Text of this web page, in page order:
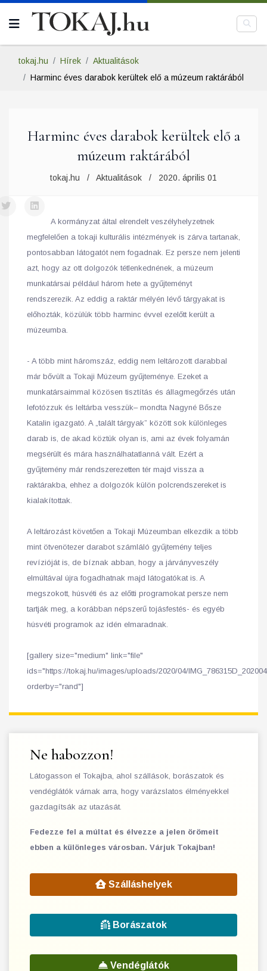
tokaj.hu Hírek
Aktualitások
Harminc éves darabok kerültek elő a múzeum raktárából
Harminc éves darabok kerültek elő a
múzeum raktárából
tokaj.hu Aktualitások 2020. április 01
A kormányzat által elrendelt veszélyhelyzetnek
megfelelően a tokaji kulturális intézmények is zárva tartanak,
pontosabban látogatót nem fogadnak. Ez persze nem jelenti
azt, hogy az ott dolgozók tétlenkednének, a múzeum
munkatársai például három hete a gyűjteményt
rendszerezik. Az eddig a raktár mélyén lévő tárgyakat is
előhozták, közülük több harminc évvel ezelőtt került a
múzeumba.
- A több mint háromszáz, eddig nem leltározott darabbal
már bővült a Tokaji Múzeum gyűjteménye. Ezeket a
munkatársaimmal közösen tisztítás és állagmegőrzés után
lefotózzuk és leltárba vesszük– mondta Nagyné Bősze
Katalin igazgató. A „talált tárgyak” között sok különleges
darab is, de akad köztük olyan is, ami az évek folyamán
megsérült és mára használhatatlanná vált. Ezért a
gyűjtemény már rendszerezetten tér majd vissza a
raktárakba, ehhez a dolgozók külön polcrendszereket is
kialakítottak.
A leltározást követően a Tokaji Múzeumban elkezdik a több
mint ötvenötezer darabot számláló gyűjtemény teljes
revízióját is, de bíznak abban, hogy a járványveszély
elmúltával újra fogadhatnak majd látogatókat is. A
megszokott, húsvéti és az előtti programokat persze nem
tartják meg, a korábban népszerű tojásfestés- és egyéb
húsvéti programok az idén elmaradnak.
[gallery size="medium" link="file"
ids="https://tokaj.hu/images/uploads/2020/04/
orderby="rand"]
Ne habozzon!
Látogasson el Tokajba, ahol szállások, borászatok és
vendéglátók várnak arra, hogy varázslatos élményekkel
gazdagítsák az utazását.
Fedezze fel a múltat és élvezze a jelen örömeit
ebben a különleges városban. Várjuk Tokajban!
Szálláshelyek
Borászatok
Vendéglátók